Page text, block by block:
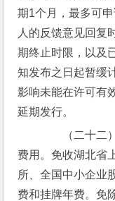
期1个月，最多可
人的反馈意见回复
期终止时限，以及
知发布之日起暂缓
影响未能在许可有
延期发行。
（二十二）
费用。免收湖北省
所、全国中小企业
费和挂牌年费。免